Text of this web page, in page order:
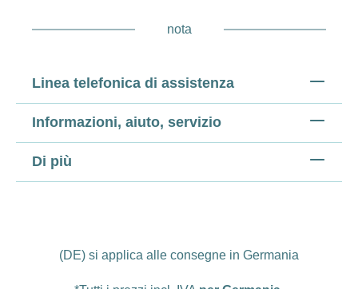
nota
Linea telefonica di assistenza
Informazioni, aiuto, servizio
Di più
(DE) si applica alle consegne in Germania